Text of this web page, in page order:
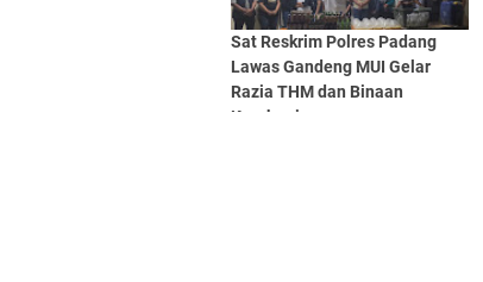
Sat Reskrim Polres Padang
Lawas Gandeng MUI Gelar
Razia THM dan Binaan
Kerohanian